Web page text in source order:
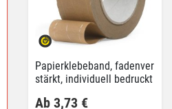
Papierklebeband, fadenver
stärkt, individuell bedruckt
Ab 3,73 €